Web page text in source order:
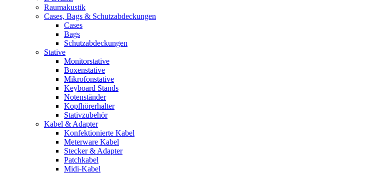
Raumakustik
Cases, Bags & Schutzabdeckungen
Cases
Bags
Schutzabdeckungen
Stative
Monitorstative
Boxenstative
Mikrofonstative
Keyboard Stands
Notenständer
Kopfhörerhalter
Stativzubehör
Kabel & Adapter
Konfektionierte Kabel
Meterware Kabel
Stecker & Adapter
Patchkabel
Midi-Kabel